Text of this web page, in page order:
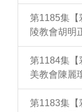
第1185集【
陵教會胡明
第1184集【
美教會陳麗
第1183集【